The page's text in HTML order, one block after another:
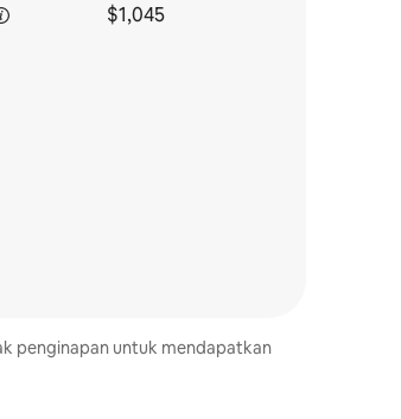
$1,045
penginapan untuk mendapatkan